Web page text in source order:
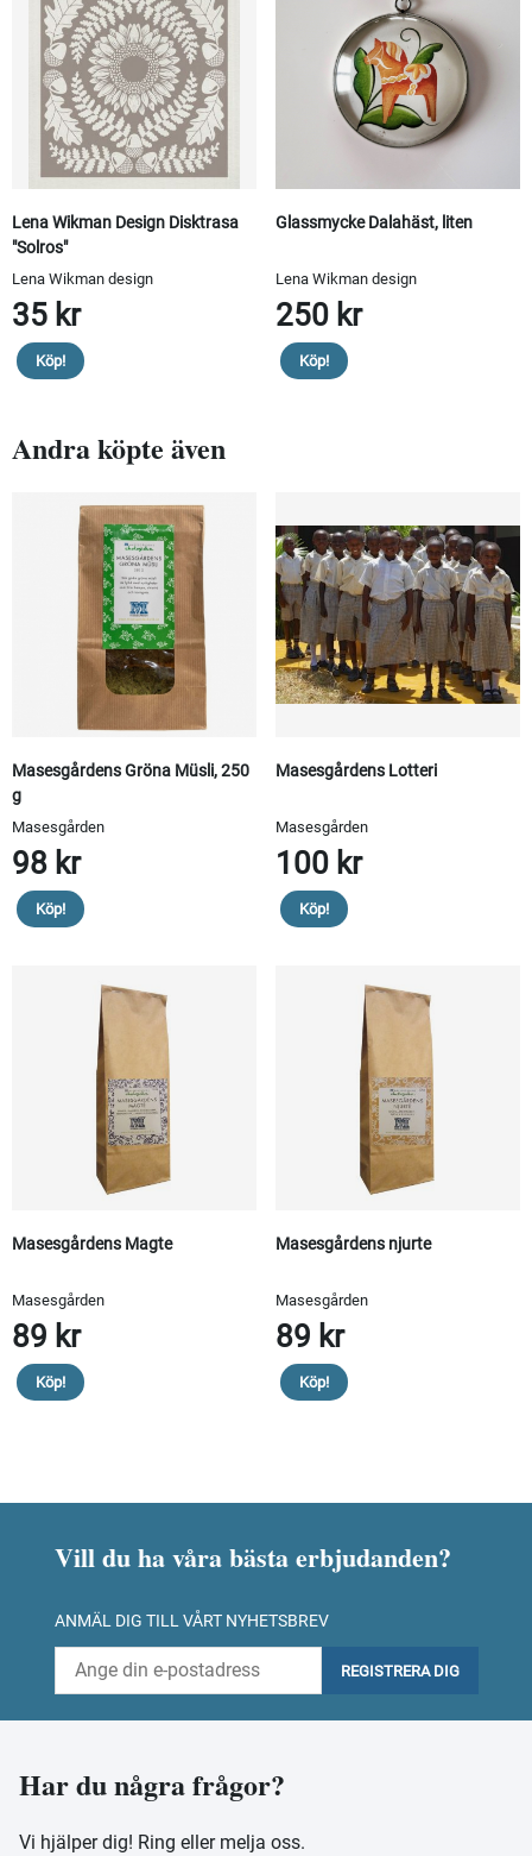
Lena Wikman Design Disktrasa
"Solros"
Lena Wikman design
35 kr
Köp!
Glassmycke Dalahäst, liten
Lena Wikman design
250 kr
Köp!
Andra köpte även
Masesgårdens Gröna Müsli, 250
g
Masesgården
98 kr
Köp!
Masesgårdens Lotteri
Masesgården
100 kr
Köp!
Masesgårdens Magte
Masesgården
89 kr
Köp!
Masesgårdens njurte
Masesgården
89 kr
Köp!
Vill du ha våra bästa erbjudanden?
ANMÄL DIG TILL VÅRT NYHETSBREV
REGISTRERA DIG
Har du några frågor?
Vi hjälper dig! Ring eller melja oss.